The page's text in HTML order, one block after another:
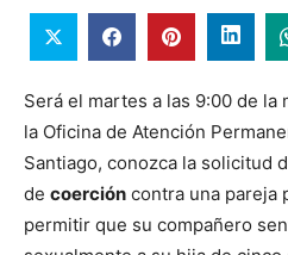
Será el martes a las 9:00 de la
la Oficina de Atención
Santiago, conozca la solicitud
de coerción contra una pareja
permitir que su compañero